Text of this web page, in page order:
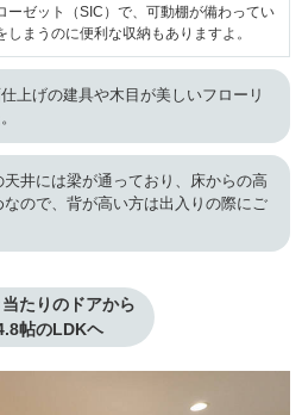
ーゼット（SIC）で、可動棚が備わってい
まうのに便利な収納もありますよ。
上げの建具や木目が美しいフローリ
井には梁が通っており、床からの高
ので、背が高い方は出入りの際にご
たりのドアから
帖のLDKヘ